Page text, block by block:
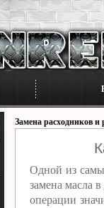
Замена расходников
Одной из
замена масла
операции